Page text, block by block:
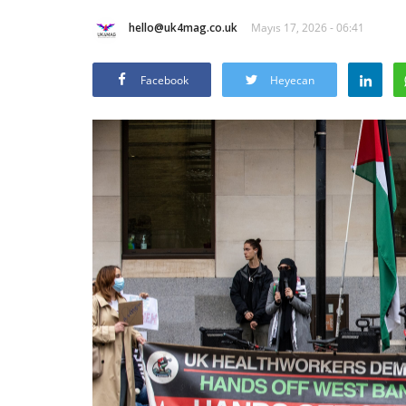
hello@uk4mag.co.uk Mayıs 17, 2026 - 06:41
Facebook Heyecan